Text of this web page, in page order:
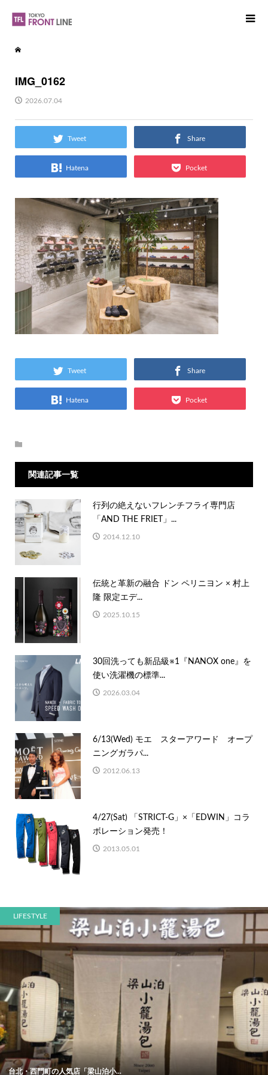
IMG_0162
2026.07.04
Tweet Share
Hatena Pocket
Tweet Share
Hatena Pocket
関連記事一覧
行列の絶えないフレンチフライ専門店
「AND THE FRIET」...
2014.12.10
伝統と革新の融合 ドン ペリニヨン × 村上
隆 限定エデ...
2025.10.15
30回洗っても新品級※1『NANOX one』を
使い洗濯機の標準...
2026.03.04
6/13(Wed) モエ スターアワード オープ
ニングガラパ...
2012.06.13
4/27(Sat) 「STRICT-G」×「EDWIN」コラ
ボレーション発売！
2013.05.01
LIFESTYLE
台北・西門町の人気店「梁山泊小...